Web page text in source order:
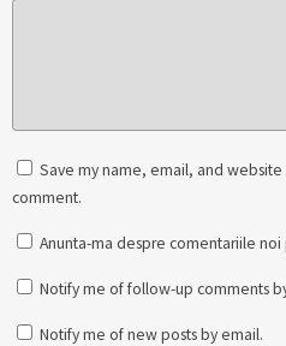
Save my name, email, and
comment.
Anunta-ma despre comentariile noi
Notify me of follow-up comments
Notify me of new posts by email.